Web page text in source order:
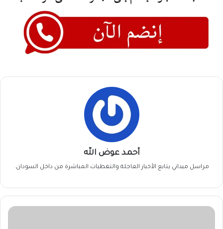
أحمد عوض الله
مراسل ميداني يتابع الأخبار العاجلة والتغطيات المباشرة من داخل السودان.
حسن